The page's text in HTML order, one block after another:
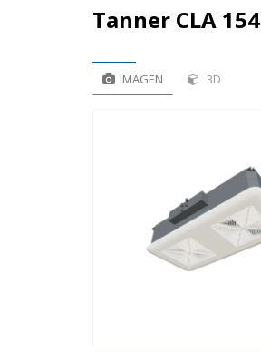
Tanner CLA 154
IMAGEN 3D